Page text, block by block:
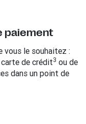
paiement
vous le souhaitez :
de crédit3 ou de
dans un point de